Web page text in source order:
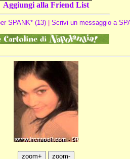
Aggiungi alla Friend List
SPANK* (13)| Scrivi un messaggio a